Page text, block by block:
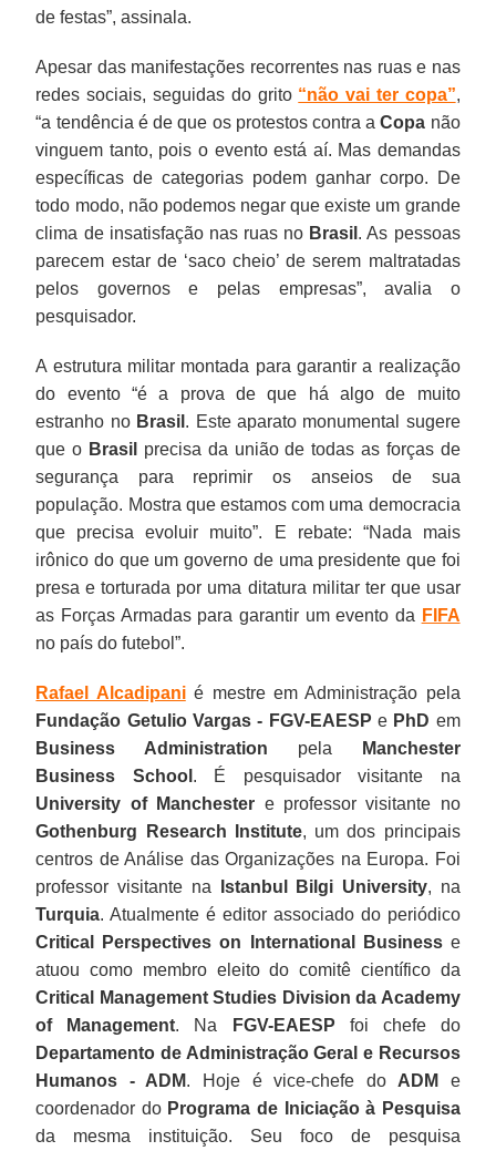
de festas”, assinala.
Apesar das manifestações recorrentes nas ruas e nas
redes sociais, seguidas do grito “não vai ter copa”,
“a tendência é de que os protestos contra aCopa não
vinguem tanto, pois o evento está aí. Mas demandas
específicas de categorias podem ganhar corpo. De
todo modo, não podemos negar que existe um grande
clima de insatisfação nas ruas no Brasil . As pessoas
parecem estar de ‘saco cheio’ de serem maltratadas
pelos governos e pelas empresas”, avalia o
pesquisador.
A estrutura militar montada para garantir a realização
do evento “é a prova de que há algo de muito
estranho no Brasil . Este aparato monumental sugere
que o Brasil
precisa da união de todas as forças de
segurança para reprimir os anseios de sua
população. Mostra que estamos com uma democracia
que precisa evoluir muito”. E rebate: “Nada mais
irônico do que um governo de uma presidente que foi
presa e torturada por uma ditatura militar ter que usar
as Forças Armadas para garantir um evento da FIFA
no país do futebol”.
Rafael Alcadipanié mestre em Administração pela
Fundação Getulio Vargas - FGV-EAESP e PhD em
Business Administration pela Manchester
Business School . É pesquisador visitante na
University of Manchester e professor visitante no
Gothenburg Research Institute, um dos principais
centros de Análise das Organizações na Europa. Foi
professor visitante na
Istanbul Bilgi University, na
Turquia. Atualmente é editor associado do periódico
Critical Perspectives on International Businesse
atuou como membro eleito do comitê científico da
Critical Management Studies Division da Academy
of Management. Na FGV-EAESP foi chefe do
Departamento de Administração Geral e Recursos
Humanos - ADM. Hoje é vice-chefe do ADM
e
coordenador do Programa de Iniciação à Pesquisa
da mesma instituição. Seu foco de pesquisa